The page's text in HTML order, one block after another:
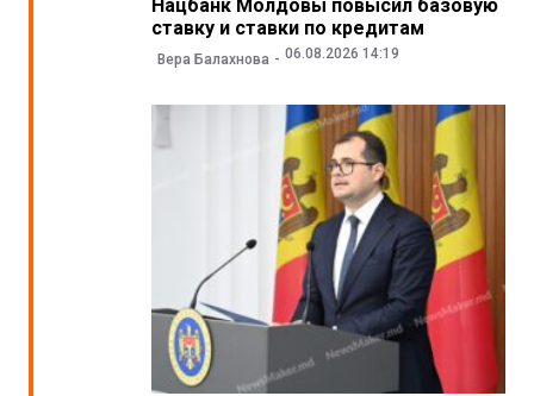
Нацбанк Молдовы повысил базовую
ставку и ставки по кредитам
Вера Балахнова 06.08.2026 14:19